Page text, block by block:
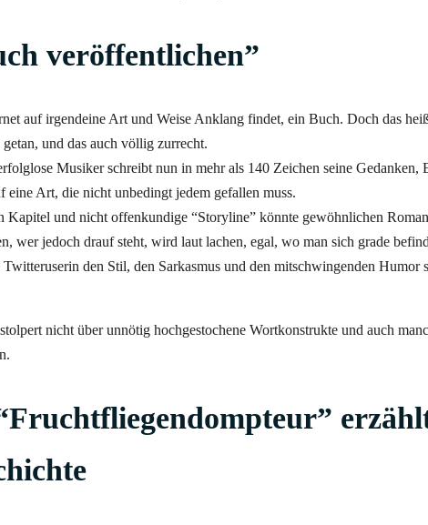
veröffentlichen”
auf irgendeine Art und Weise Anklang findet, ein Buch. Doch das
und das auch völlig zurrecht.
Musiker schreibt nun in mehr als 140 Zeichen seine Gedanken,
eine Art, die nicht unbedingt jedem gefallen muss.
Kapitel und nicht offenkundige “Storyline” könnte gewöhnlichen
wer jedoch drauf steht, wird laut lachen, egal, wo man sich grade
Twitteruserin den Stil, den Sarkasmus und den mitschwingenden Humor
nicht über unnötig hochgestochene Wortkonstrukte und auch